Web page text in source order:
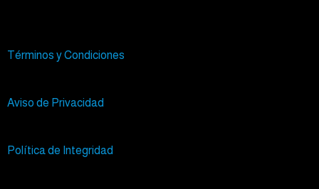
Términos y Condiciones
Aviso de Privacidad
Política de Integridad